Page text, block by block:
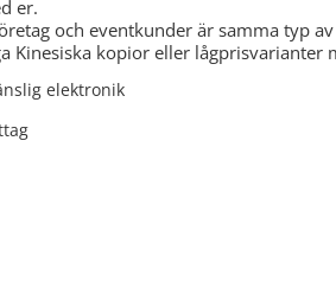
er.
och eventkunder är samma typ
kopior eller lågprisvarianter
elektronik